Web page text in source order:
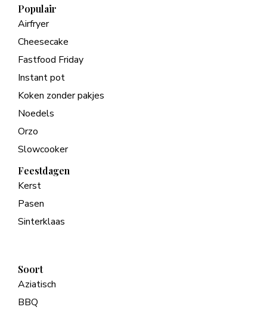
Populair
Airfryer
Cheesecake
Fastfood Friday
Instant pot
Koken zonder pakjes
Noedels
Orzo
Slowcooker
Feestdagen
Kerst
Pasen
Sinterklaas
Soort
Aziatisch
BBQ